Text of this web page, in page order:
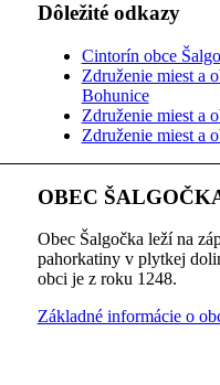
Dôležité odkazy
Cintorín obce
Združenie miest a
Bohunice
Združenie miest a
Združenie miest a
OBEC
Obec Šalgočka leží na
pahorkatiny v plytkej
obci je z roku 1248.
Základné informácie o